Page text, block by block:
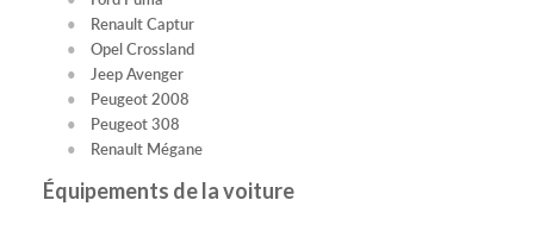
Renault Captur
Opel Crossland
Jeep Avenger
Peugeot 2008
Peugeot 308
Renault Mégane
Équipements de la voiture